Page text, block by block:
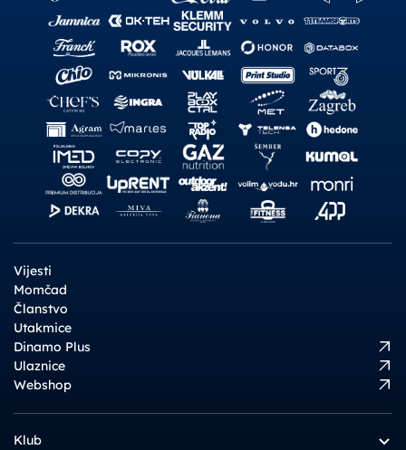
Vijesti
Momčad
Članstvo
Utakmice
Dinamo Plus
Ulaznice
Webshop
Klub